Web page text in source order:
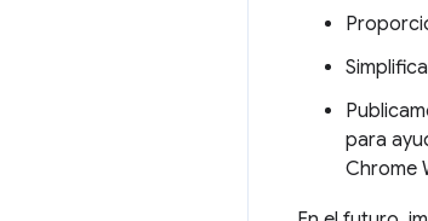
para
Chrome